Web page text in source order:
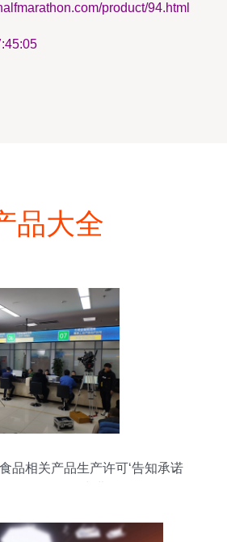
product/94.html
品大全
品相关产品生产许可‘告知承诺